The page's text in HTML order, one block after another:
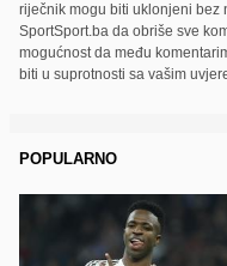
riječnik mogu biti uklonjeni bez
SportSport.ba da obriše sve
mogućnost da među
biti u suprotnosti sa vašim
POPULARNO